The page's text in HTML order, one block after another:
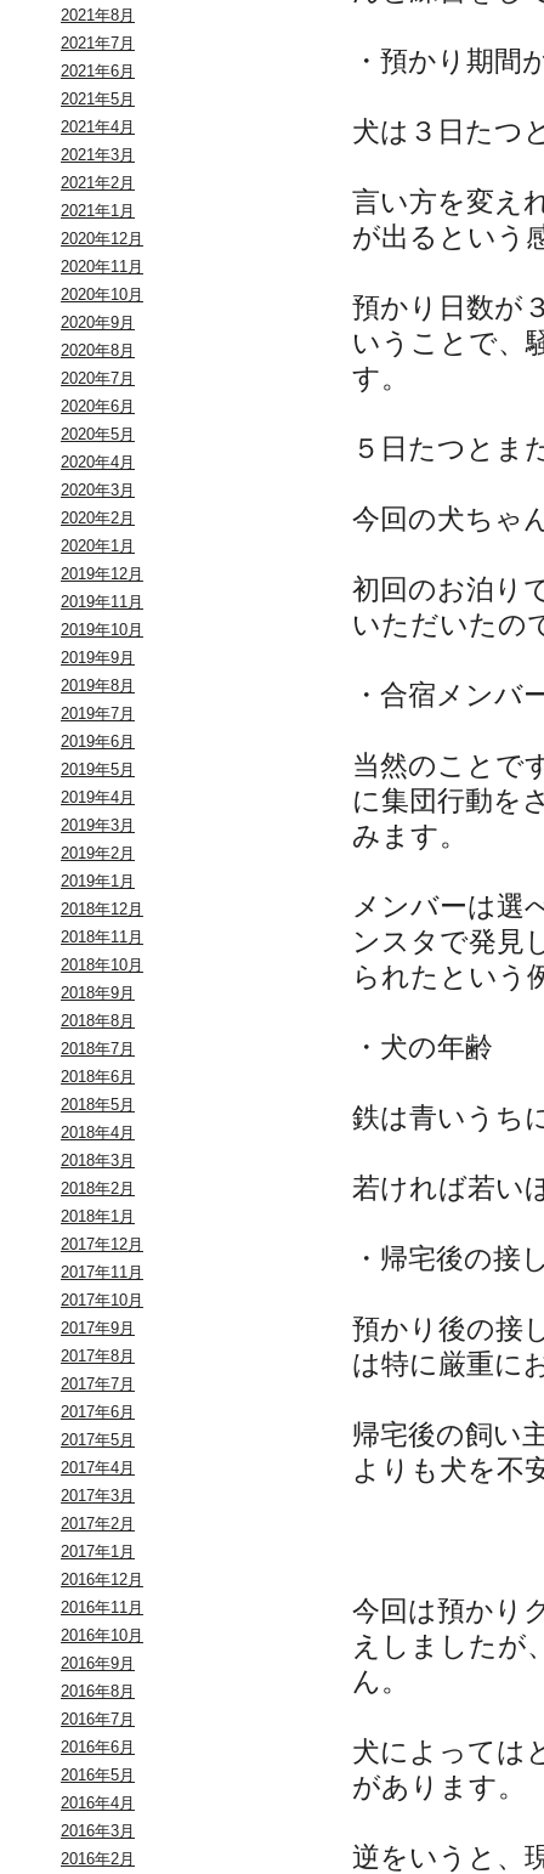
2021年8月
2021年7月
2021年6月
2021年5月
2021年4月
2021年3月
2021年2月
2021年1月
2020年12月
2020年11月
2020年10月
2020年9月
2020年8月
2020年7月
2020年6月
2020年5月
2020年4月
2020年3月
2020年2月
2020年1月
2019年12月
2019年11月
2019年10月
2019年9月
2019年8月
2019年7月
2019年6月
2019年5月
2019年4月
2019年3月
2019年2月
2019年1月
2018年12月
2018年11月
2018年10月
2018年9月
2018年8月
2018年7月
2018年6月
2018年5月
2018年4月
2018年3月
2018年2月
2018年1月
2017年12月
2017年11月
2017年10月
2017年9月
2017年8月
2017年7月
2017年6月
2017年5月
2017年4月
2017年3月
2017年2月
2017年1月
2016年12月
2016年11月
2016年10月
2016年9月
2016年8月
2016年7月
2016年6月
2016年5月
2016年4月
2016年3月
2016年2月
・預かり期間
犬は３日たつ
言い方を変え
が出るという
預かり日数が
いうことで、
す。
５日たつとま
今回の犬ちゃ
初回のお泊り
いただいたの
・合宿メンバ
当然のことで
に集団行動を
みます。
メンバーは選
ンスタで発見
られたという
・犬の年齢
鉄は青いうち
若ければ若い
・帰宅後の接
預かり後の接
は特に厳重に
帰宅後の飼い
よりも犬を不
今回は預かり
えしましたが
ん。
犬によっては
があります。
逆をいうと、